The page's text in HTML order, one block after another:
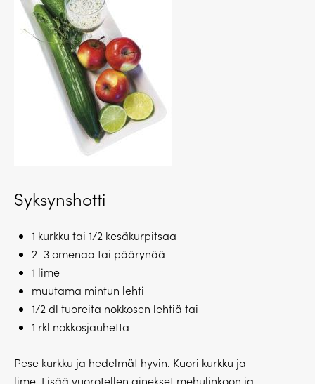
Syksynshotti
1 kurkku tai 1/2 kesäkurpitsaa
2–3 omenaa tai päärynää
1 lime
muutama mintun lehti
1/2 dl tuoreita nokkosen lehtiä tai
1 rkl nokkosjauhetta
Pese kurkku ja hedelmät hyvin. Kuori kurkku ja
lime. Lisää vuorotellen ainekset mehulinkoon ja